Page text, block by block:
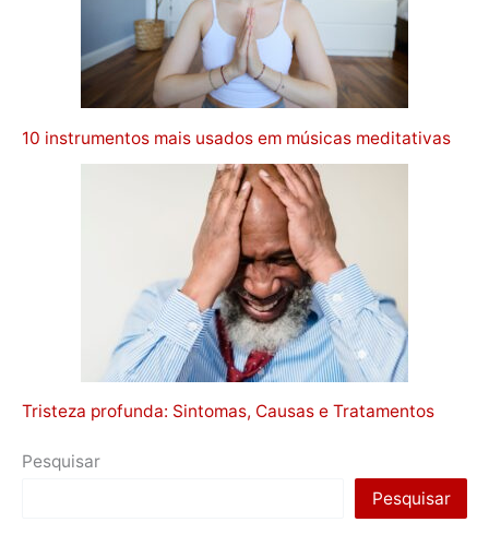
10 instrumentos mais usados em músicas meditativas
Tristeza profunda: Sintomas, Causas e Tratamentos
Pesquisar
Pesquisar